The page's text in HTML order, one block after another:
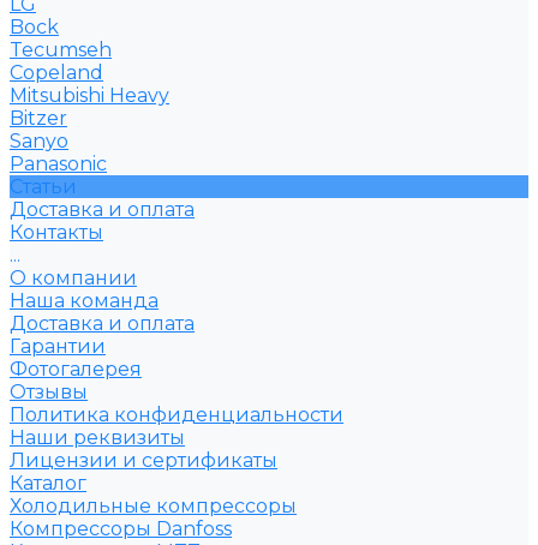
Bock
Tecumseh
Copeland
Mitsubishi Heavy
Bitzer
Sanyo
Рanasonic
Статьи
Доставка и оплата
Контакты
...
О компании
Наша команда
Доставка и оплата
Гарантии
Фотогалерея
Отзывы
Политика конфиденциальности
Наши реквизиты
Лицензии и сертификаты
Каталог
Холодильные компрессоры
Компрессоры Danfoss